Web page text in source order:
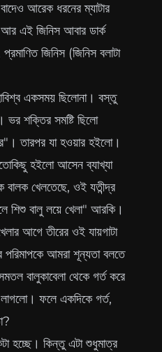
আরেক ধরনের ম্যাটার
এই জিনিস আবার ডার্ক
জিনিস (জিনিস বলাটা
একসময় ছিলোনা। বস্তু
ভর শক্তির সমষ্টি ছিলো
তারপর যা হওয়ার হইলো।
হইলো আসেন ব্যাখ্যা
খেলতেছে, ওই যতীন্দ্র
শিশু বালু লয়ে খেলা" আরকি।
আগে তীরের ওই যায়গাটা
আমরা শূন্যতা বলতে
বালুকাবেলা থেকে গর্ত করে
লাগলো। ফলে একদিকে গর্ত,
হচ্ছে। কিন্তু এটা শুধুমাত্র